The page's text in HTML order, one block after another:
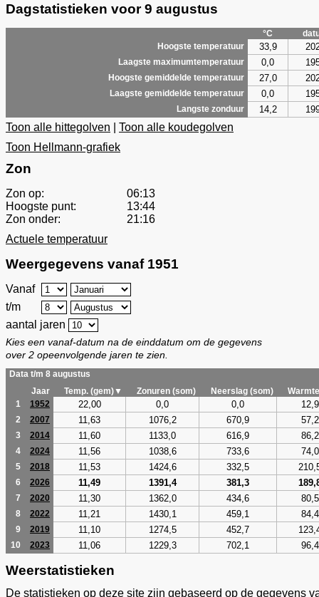
Dagstatistieken voor 9 augustus
°C
Hoogste temperatuur
33,9
Laagste maximumtemperatuur 0,0
Hoogste gemiddelde temperatuur 27,0
Laagste gemiddelde temperatuur 0,0
Langste zonduur 14,2
Toon alle hittegolven
Toon alle koudegolven
Toon Hellmann-grafiek
Zon
Zon op:
06:13
Hoogste punt:
13:44
Zon onder:
21:16
Actuele temperatuur
Weergegevens vanaf 1951
Vanaf
t/m
aantal jaren
Kies een vanaf-datum na de einddatum om de gegevens
over 2 opeenvolgende jaren te zien.
Data t/m 8 augustus
Jaar
Temp. (gem)▼ Zonuren (som) Neerslag (som)
1
1952 22,00 0,0 0,0 12,9
2 2007 11,63 1076,2 670,9 57,2
3 2014 11,60 1133,0 616,9 86,2
4 2024 11,56 1038,6 733,6 74,0
5 2018 11,53 1424,6 332,5
6 2026 11,49 1391,4 381,3
7 2020 11,30 1362,0 434,6 80,5
8 2022 11,21 1430,1 459,1 84,4
9 2019 11,10 1274,5 452,7
10 2023 11,06 1229,3 702,1 96,4
Weerstatistieken
De statistieken op deze site zijn gebaseerd op de gegevens